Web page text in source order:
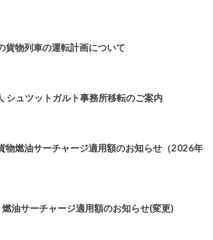
貨物列車の運転計画について
シュツットガルト事務所移転のご案内
物燃油サーチャージ適用額のお知らせ（2026年
油サーチャージ適用額のお知らせ(変更)